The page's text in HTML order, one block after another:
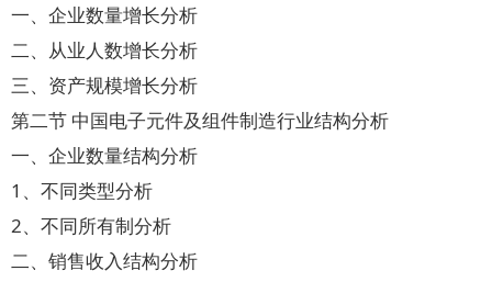
一、企业数量增长分析
二、从业人数增长分析
三、资产规模增长分析
第二节 中国电子元件及组件制造行业结构分析
一、企业数量结构分析
1、不同类型分析
2、不同所有制分析
二、销售收入结构分析